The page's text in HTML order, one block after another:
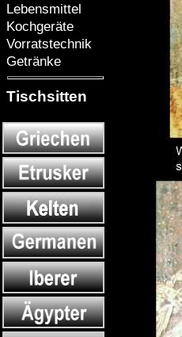
Lebensmittel
Kochgeräte
Vorratstechnik
Getränke
Tischsitten